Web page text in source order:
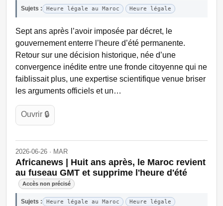
Sujets : Heure légale au Maroc Heure légale
Sept ans après l’avoir imposée par décret, le
gouvernement enterre l’heure d’été permanente.
Retour sur une décision historique, née d’une
convergence inédite entre une fronde citoyenne qui ne
faiblissait plus, une expertise scientifique venue briser
les arguments officiels et un…
Ouvrir 🔒
2026-06-26 · MAR
Africanews | Huit ans après, le Maroc revient
au fuseau GMT et supprime l'heure d'été
Accès non précisé
Sujets : Heure légale au Maroc Heure légale